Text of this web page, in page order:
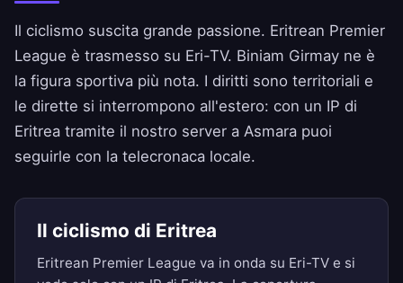
Il ciclismo suscita grande passione. Eritrean Premier
League è trasmesso su Eri-TV. Biniam Girmay ne è
la figura sportiva più nota. I diritti sono territoriali e
le dirette si interrompono all'estero: con un IP di
Eritrea tramite il nostro server a Asmara puoi
seguirle con la telecronaca locale.
Il ciclismo di Eritrea
Eritrean Premier League va in onda su Eri-TV e si